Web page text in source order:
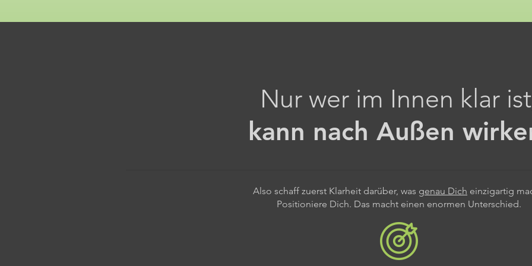
Nur wer im Innen klar
kann nach Außen
Also schaff zuerst Klarheit darüber, was genau Dich einzigartig
Positioniere Dich. Das macht einen enormen Unterschied.